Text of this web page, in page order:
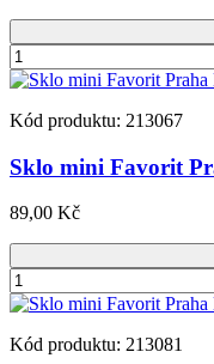
Kód produktu: 213067
Sklo mini Favorit
89,00 Kč
Kód produktu: 213081